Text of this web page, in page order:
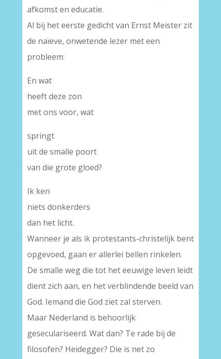
afkomst en educatie.
Al bij het eerste gedicht van Ernst Meister zit
de naïeve, onwetende lezer met een
probleem:
En wat
heeft deze zon
met ons voor, wat
springt
uit de smalle poort
van die grote gloed?
Ik ken
niets donkerders
dan het licht.
Wanneer je als ik protestants-christelijk bent
opgevoed, gaan er allerlei bellen rinkelen.
De smalle weg die tot het eeuwige leven leidt
dient zich aan, en het verblindende beeld van
God. Iemand die God ziet zal sterven.
Maar Nederland is behoorlijk
geseculariseerd. Wat dan? Te rade bij de
filosofen? Heidegger? Die is net zo